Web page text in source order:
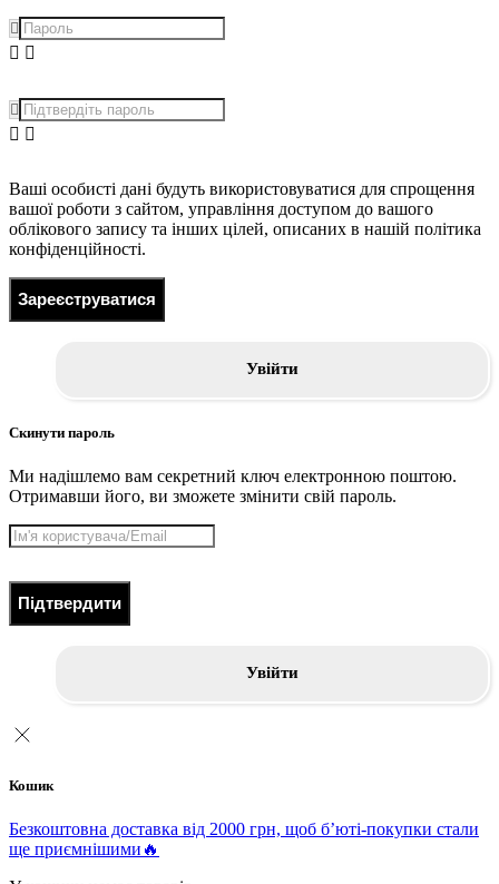
Ваші особисті дані будуть використовуватися для спрощення
вашої роботи з сайтом, управління доступом до вашого
облікового запису та інших цілей, описаних в нашій політика
конфіденційності.
Зареєструватися
Увійти
Скинути пароль
Ми надішлемо вам секретний ключ електронною поштою.
Отримавши його, ви зможете змінити свій пароль.
Підтвердити
Увійти
Кошик
Безкоштовна доставка від 2000 грн, щоб б’юті-покупки стали
ще приємнішими🔥